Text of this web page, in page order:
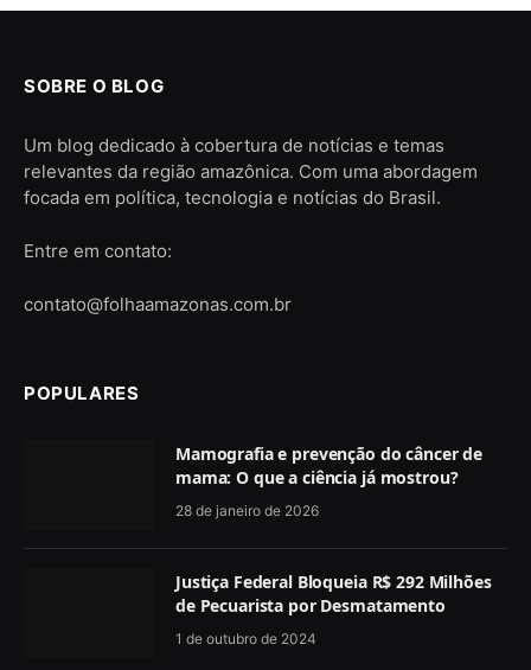
SOBRE O BLOG
Um blog dedicado à cobertura de notícias e temas
relevantes da região amazônica. Com uma abordagem
focada em política, tecnologia e notícias do Brasil.
Entre em contato:
contato@folhaamazonas.com.br
POPULARES
Mamografia e prevenção do câncer de
mama: O que a ciência já mostrou?
28 de janeiro de 2026
Justiça Federal Bloqueia R$ 292 Milhões
de Pecuarista por Desmatamento
1 de outubro de 2024